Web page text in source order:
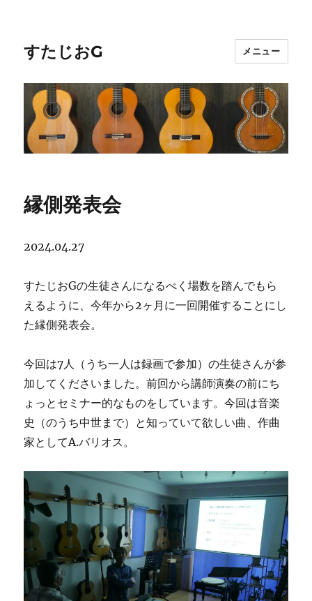
すたじおG メニュー
縁側発表会
2024.04.27
すたじおGの生徒さんになるべく場数を踏んでもら
えるように、今年から2ヶ月に一回開催することにし
た縁側発表会。
今回は7人（うち一人は録画で参加）の生徒さんが参
加してくださいました。前回から講師演奏の前にち
ょっとセミナー的なものをしています。今回は音楽
史（のうち中世まで）と知っていて欲しい曲、作曲
家としてA.バリオス。